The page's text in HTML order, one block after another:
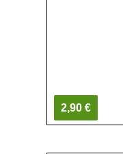
2,90 €